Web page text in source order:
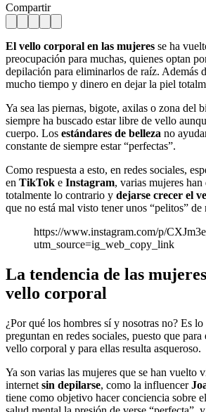
Compartir
El vello corporal en las mujeres se ha
preocupación para muchas, quienes optan
depilación para eliminarlos de raíz. Además
mucho tiempo y dinero en dejar la piel
Ya sea las piernas, bigote, axilas o zona del
siempre ha buscado estar libre de vello
cuerpo. Los estándares de belleza no
constante de siempre estar “perfectas”.
Como respuesta a esto, en redes sociales,
en TikTok e Instagram, varias mujeres
totalmente lo contrario y dejarse crecer el
que no está mal visto tener unos “pelitos” de
https://www.instagram.com/p/
utm_source=ig_web_copy_link
La tendencia de las
vello corporal
¿Por qué los hombres sí y nosotras no? Es
preguntan en redes sociales, puesto que
vello corporal y para ellas resulta asqueroso.
Ya son varias las mujeres que se han vuelto
internet sin depilarse, como la influencer
tiene como objetivo hacer conciencia sobre